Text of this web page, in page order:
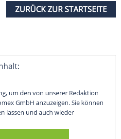
ZURÜCK ZUR STARTSEITE
um den von unserer Redaktion
GmbH anzuzeigen. Sie können
lassen und auch wieder